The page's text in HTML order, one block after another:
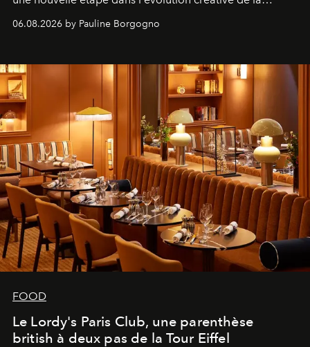
06.08.2026 by Pauline Borgogno
FOOD
Le Lordy's Paris Club, une parenthèse
british à deux pas de la Tour Eiffel